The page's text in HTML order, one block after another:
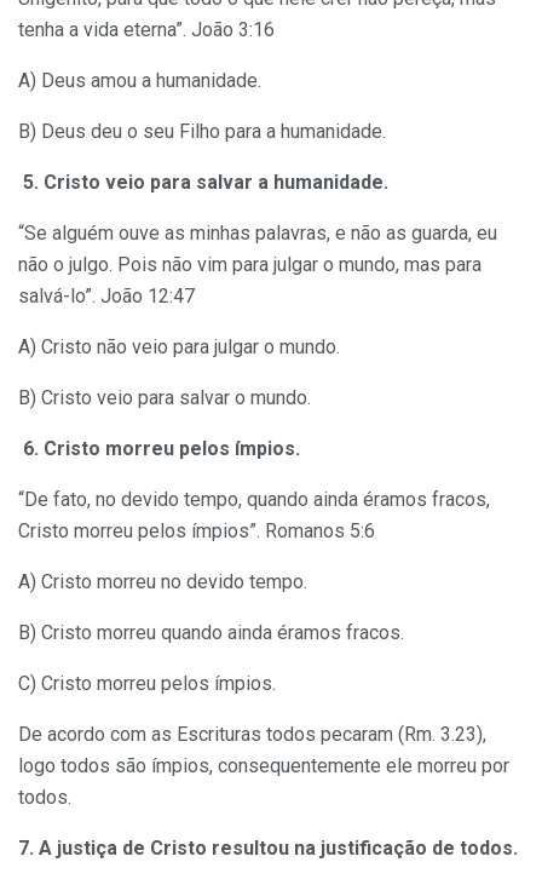
tenha a vida eterna”. João 3:16
A) Deus amou a humanidade.
B) Deus deu o seu Filho para a humanidade.
5. Cristo veio para salvar a humanidade.
“Se alguém ouve as minhas palavras, e não as guarda, eu
não o julgo. Pois não vim para julgar o mundo, mas para
salvá-lo”. João 12:47
A) Cristo não veio para julgar o mundo.
B) Cristo veio para salvar o mundo.
6. Cristo morreu pelos ímpios.
“De fato, no devido tempo, quando ainda éramos fracos,
Cristo morreu pelos ímpios”. Romanos 5:6
A) Cristo morreu no devido tempo.
B) Cristo morreu quando ainda éramos fracos.
C) Cristo morreu pelos ímpios.
De acordo com as Escrituras todos pecaram (Rm. 3.23),
logo todos são ímpios, consequentemente ele morreu por
todos.
7. A justiça de Cristo resultou na justificação de todos.